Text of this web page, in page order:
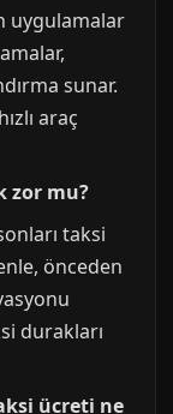
uygulamalar
sunar.
araç
zor mu?
taksi
önceden
durakları
ücreti ne